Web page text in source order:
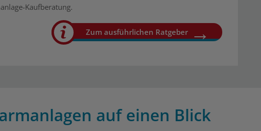
Kaufberatung.
Zum ausführlichen Ratgeber
auf einen Blick